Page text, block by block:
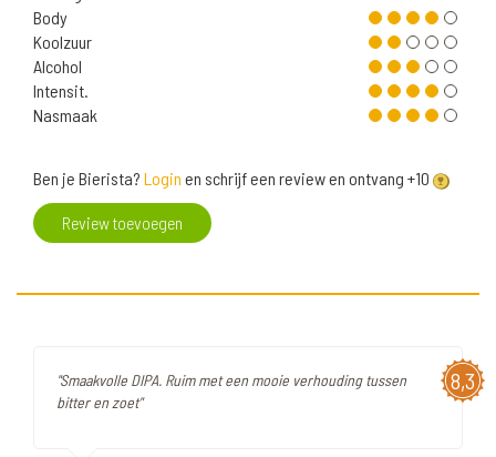
Body
Koolzuur
Alcohol
Intensit.
Nasmaak
Ben je Bierista? Login en schrijf een review en ontvang +10
Review toevoegen
8,3
"Smaakvolle DIPA. Ruim met een mooie verhouding tussen
bitter en zoet"